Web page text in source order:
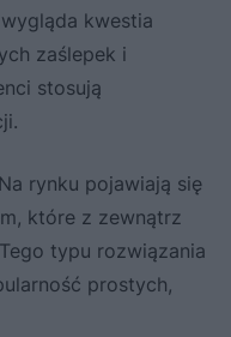
kwestia
zaślepek i
stosują
rynku pojawiają się
które z zewnątrz
typu rozwiązania
prostych,